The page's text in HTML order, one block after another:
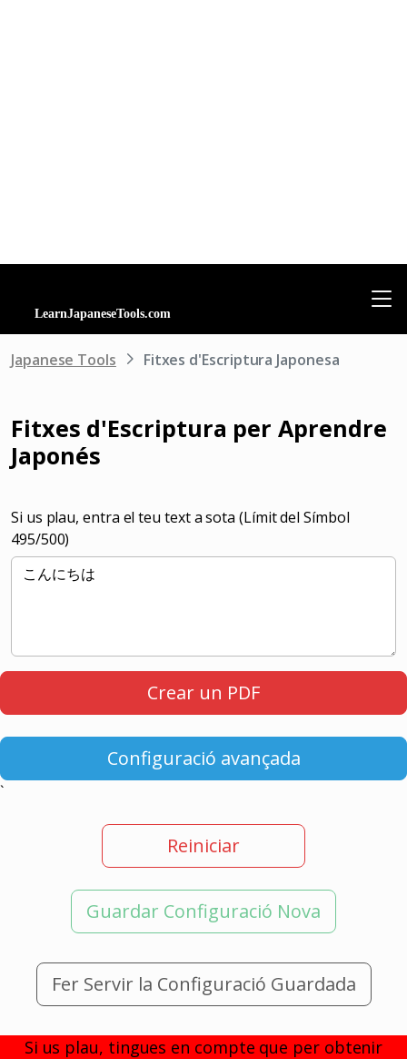
Japanese Tools Fitxes d'Escriptura Japonesa
Fitxes d'Escriptura per Aprendre
Japonés
Si us plau, entra el teu text a sota (Límit del Símbol
495/500)
Crear un PDF
Configuració avançada
`
Reiniciar
Guardar Configuració Nova
Fer Servir la Configuració Guardada
Si us plau, tingues en compte que per obtenir